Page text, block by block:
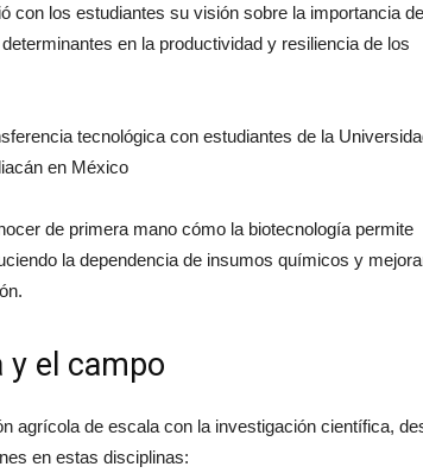
con los estudiantes su visión sobre la importancia
en la productividad y resiliencia de los
de primera mano cómo la biotecnología permite
la dependencia de insumos químicos y
y el campo
agrícola de escala con la investigación científica,
en estas disciplinas: